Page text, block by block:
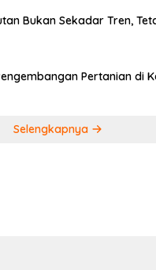
Bukan Sekadar Tren,
Pertanian di
Selengkapnya